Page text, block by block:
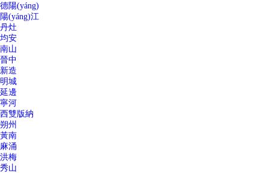
德陽(yáng)
陽(yáng)江
丹灶
均安
南山
晉中
新造
明城
延邊
寧河
西雙版納
朔州
黃南
麻涌
洪梅
秀山